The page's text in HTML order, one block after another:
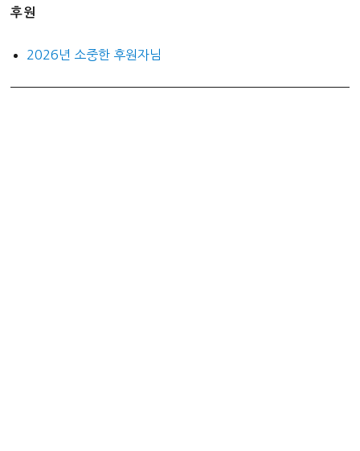
후원
2026년 소중한 후원자님